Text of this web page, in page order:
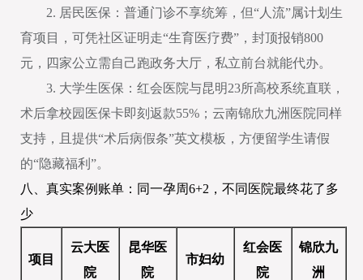
2. 居民医保：普通门诊不享统筹，但“人流”属计划生
育项目，可凭社区证明走“生育医疗费”，封顶报销800
元，四家公立需自己跑政务大厅，私立前台就能代办。
3. 大学生医保：红会医院与昆明23所高校系统直联，
术后拿校园医保卡即刻返款55%；云南锦欣九洲医院同样
支持，且提供“术后病假条”英文模板，方便留学生请假
的“隐藏福利”。
八、真实案例账单：同一孕周6+2，不同医院最终花了多
少
项目
云大医
院
昆华医
院
市妇幼
红会医
院
锦欣九
洲